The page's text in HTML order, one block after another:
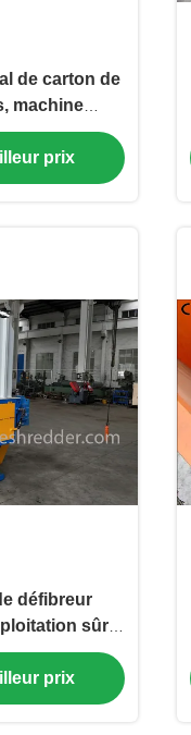
de carton de
machine
de
prix
défibreur
sûre
plastique
prix